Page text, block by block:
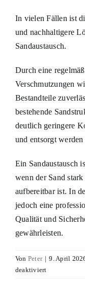
In vielen Fällen ist
und nachhaltigere
Sandaustausch.
Durch eine
Verschmutzungen
Bestandteile
bestehende
deutlich geringere
und entsorgt werden
Ein Sandaustausch
wenn der Sand
aufbereitbar ist. In
jedoch eine
Qualität und
gewährleisten.
Von Peter | 9. April
deaktiviertfür